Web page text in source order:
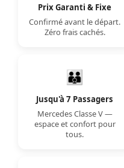
Prix Garanti & Fixe
Confirmé avant le départ.
Zéro frais cachés.
👪
Jusqu'à 7 Passagers
Mercedes Classe V —
espace et confort pour
tous.